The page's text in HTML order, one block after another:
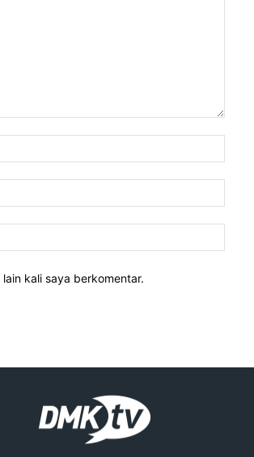
kali saya berkomentar.